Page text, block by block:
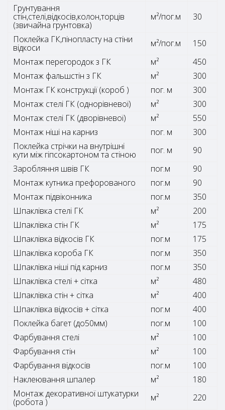
Грунтування
стін,стелі,відкосів,колон,торців
(звичайна грунтовка)
м²/пог.м 30
Поклейка ГК,пінопласту на стіни
відкоси м²/пог.м
150
Монтаж перегородок з ГК
м²
450
Монтаж фальшстін з ГК
м²
300
Монтаж ГК конструкції (короб )
пог. м
300
Монтаж стелі ГК (однорівневої)
м²
300
Монтаж стелі ГК (дворівневої)
м²
550
Монтаж ніші на карниз
пог. м
300
Поклейка стрічки на внутрішні
кути між гіпсокартоном та стіною пог. м
90
Заробляння швів ГК
пог.м
90
Монтаж кутника префорованого
пог.м
90
Монтаж підвіконника
пог.м
350
Шпаклівка стелі ГК
м²
200
Шпаклівка стін ГК
м²
175
Шпаклівка відкосів ГК
пог.м
175
Шпаклівка короба ГК
пог.м
350
Шпаклівка ніші під карниз
пог.м
350
Шпаклівка стелі + сітка
м²
480
Шпаклівка стін + сітка
м²
400
Шпаклівка відкосів + сітка
пог.м
400
Поклейка багет (до50мм)
пог.м
100
Фарбування стелі
м²
100
Фарбування стін
м²
100
Фарбування відкосів
пог.м
100
Наклеювання шпалер
м²
180
Монтаж декоративної штукатурки
(робота ) м²
220